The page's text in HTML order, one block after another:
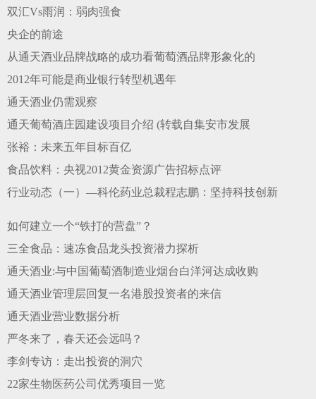
双汇Vs雨润：弱肉强食
央企的前途
从通天酒业品牌战略的成功看葡萄酒品牌形象化的
2012年可能是商业银行转型机遇年
通天酒业仍需观察
通天葡萄酒庄园建设项目介绍 (转载自集安市发展
张裕：未来五年目标百亿
食品饮料：央视2012黄金资源广告招标点评
行业动态（一）—科伦药业总裁程志鹏：坚持科技创新
如何建立一个“铁打的营盘”？
三全食品：速冻食品龙头投资潜力探析
通天酒业:与中国葡萄酒制造业烟台白洋河达成收购
通天酒业管理层回复一名港股投资者的来信
通天酒业营业数据分析
严冬来了，春天还会远吗？
李剑专访：走出投资的洞穴
22家生物医药公司优秀项目一览